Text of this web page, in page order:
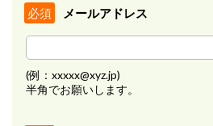
メールアドレス
必須
(例：xxxxx@xyz.jp)
半角でお願いします。